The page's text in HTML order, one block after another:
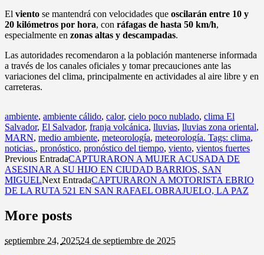
El viento se mantendrá con velocidades que oscilarán entre 10 y
20 kilómetros por hora, con ráfagas de hasta 50 km/h,
especialmente en zonas altas y descampadas.
Las autoridades recomendaron a la población mantenerse informada
a través de los canales oficiales y tomar precauciones ante las
variaciones del clima, principalmente en actividades al aire libre y en
carreteras.
ambiente, ambiente cálido, calor, cielo poco nublado, clima El
Salvador, El Salvador, franja volcánica, lluvias, lluvias zona oriental,
MARN, medio ambiente, meteorología, meteorología. Tags: clima,
noticias., pronóstico, pronóstico del tiempo, viento, vientos fuertes
Previous EntradaCAPTURARON A MUJER ACUSADA DE
ASESINAR A SU HIJO EN CIUDAD BARRIOS, SAN
MIGUELNext EntradaCAPTURARON A MOTORISTA EBRIO
DE LA RUTA 521 EN SAN RAFAEL OBRAJUELO, LA PAZ
More posts
septiembre 24, 202524 de septiembre de 2025